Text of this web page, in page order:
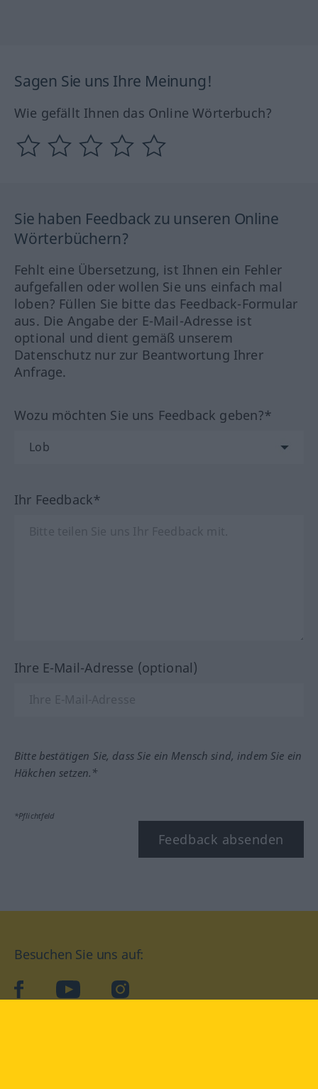
Sagen Sie uns Ihre Meinung!
Wie gefällt Ihnen das Online Wörterbuch?
Sie haben Feedback zu unseren Online
Wörterbüchern?
Fehlt eine Übersetzung, ist Ihnen ein Fehler
aufgefallen oder wollen Sie uns einfach mal
loben? Füllen Sie bitte das Feedback-Formular
aus. Die Angabe der E-Mail-Adresse ist
optional und dient gemäß unserem
Datenschutz nur zur Beantwortung Ihrer
Anfrage.
Wozu möchten Sie uns Feedback geben?*
Ihr Feedback*
Ihre E-Mail-Adresse (optional)
Bitte bestätigen Sie, dass Sie ein Mensch sind, indem Sie ein
Häkchen setzen.*
*Pflichtfeld
Feedback absenden
Besuchen Sie uns auf:
facebookYouTube Instagram